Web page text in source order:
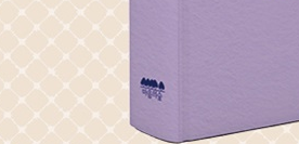
른이 될 것
삶, 그리고 의미 있는 삶을 위한 to do
목적이라 부르지 않을 것
갈 것